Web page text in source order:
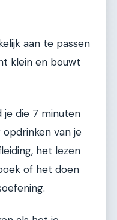
aan te passen
klein en bouwt
je die 7 minuten
van je
het lezen
of het doen